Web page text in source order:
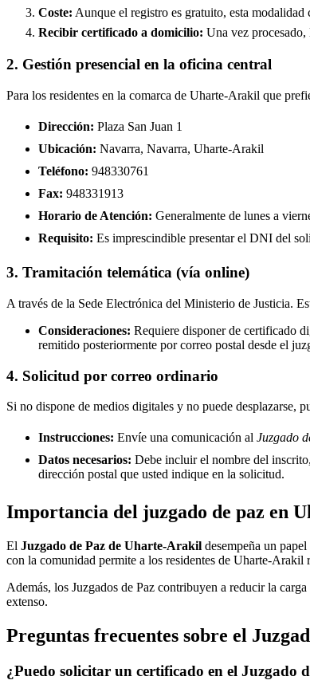
Coste: Aunque el registro es gratuito, esta
Recibir certificado a domicilio: Una vez
2. Gestión presencial en la oficina central
Para los residentes en la comarca de Uharte-Arakil que
Dirección: Plaza San Juan 1
Ubicación: Navarra, Navarra, Uharte-Arakil
Teléfono: 948330761
Fax: 948331913
Horario de Atención: Generalmente de lunes a
Requisito: Es imprescindible presentar el DNI del
3. Tramitación telemática (vía online)
A través de la Sede Electrónica del Ministerio de Justicia.
Consideraciones: Requiere disponer de certificado
remitido posteriormente por correo postal desde el
4. Solicitud por correo ordinario
Si no dispone de medios digitales y no puede desplazarse,
Instrucciones: Envíe una comunicación al Juzgado
Datos necesarios: Debe incluir el nombre del
dirección postal que usted indique en la solicitud.
Importancia del juzgado de paz en
El Juzgado de Paz de Uharte-Arakil desempeña un
con la comunidad permite a los residentes de Uharte-Arakil
Además, los Juzgados de Paz contribuyen a reducir la
extenso.
Preguntas frecuentes sobre el
¿Puedo solicitar un certificado en el Juzgado